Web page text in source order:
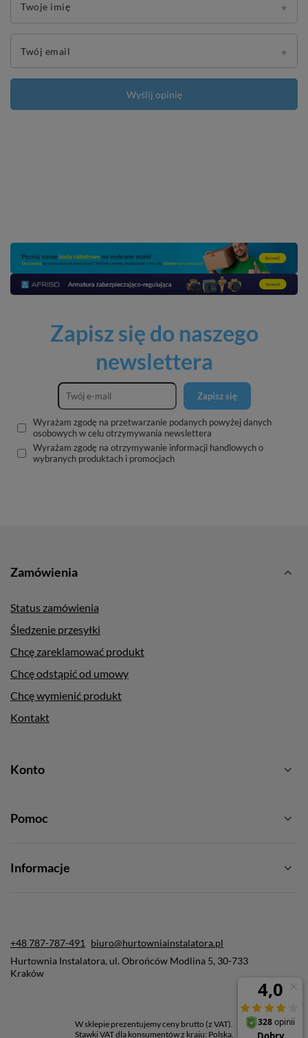
Twoje imię
Twój email
Wyślij opinię
Zapisz się do naszego
newslettera
Zapisz się
Wyrażam zgodę na przetwarzanie podanych powyżej danych
osobowych w celu otrzymywania newslettera
Wyrażam zgodę na otrzymywanie informacji handlowych o
wybranych produktach i promocjach
Zamówienia
Status zamówienia
Śledzenie przesyłki
Chcę zareklamować produkt
Chcę odstąpić od umowy
Chcę wymienić produkt
Kontakt
Konto
Pomoc
Informacje
+48 787-787-491
biuro@hurtowniainstalatora.pl
Hurtownia Instalatora, ul. Obrońców Modlina 5, 30-733
Kraków
W sklepie prezentujemy ceny brutto (z VAT).
Stawki VAT dla konsumentów z kraju: Polska.